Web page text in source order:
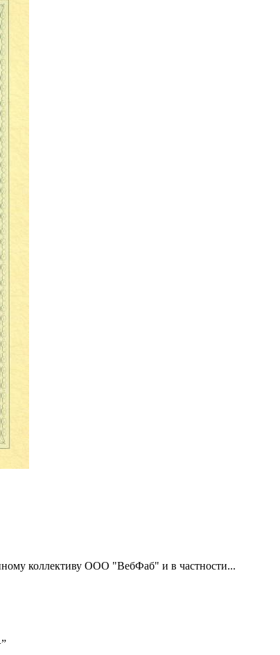
коллективу ООО "ВебФаб" и в частности...